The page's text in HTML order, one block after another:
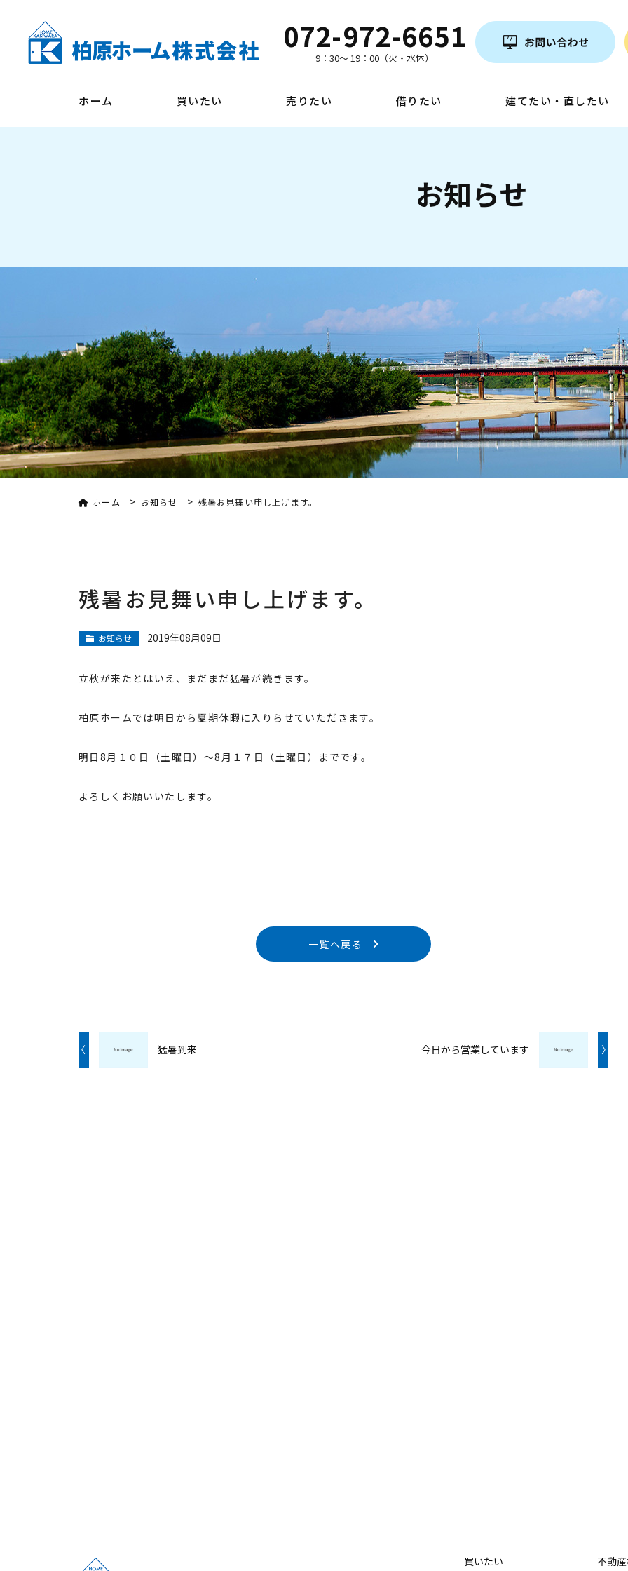
072-972-6651
9：30～ 19：00（火・水休）
ホーム 買いたい 売りたい 借りたい 建てたい・直したい
お知らせ
ホーム > お知らせ > 残暑お見舞い申し上げます。
残暑お見舞い申し上げます。
お知らせ 2019年08月09日
立秋が来たとはいえ、まだまだ猛暑が続きます。
柏原ホームでは明日から夏期休暇に入りらせていただきます。
明日8月１０日（土曜日）～8月１７日（土曜日）までです。
よろしくお願いいたします。
一覧へ戻る
〈 猛暑到来 〉
今日から営業しています
買いたい 不動